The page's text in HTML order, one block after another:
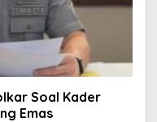
Soal Kader
Emas